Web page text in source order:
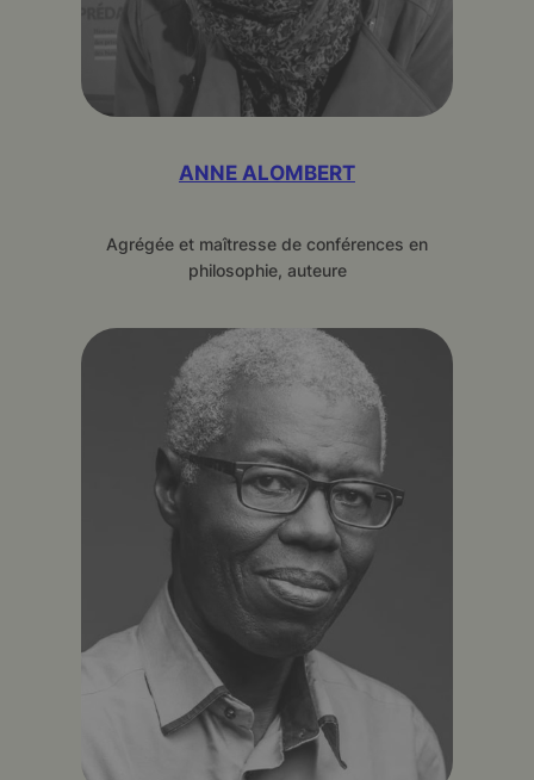
ANNE ALOMBERT
Agrégée et maîtresse de conférences en
philosophie, auteure